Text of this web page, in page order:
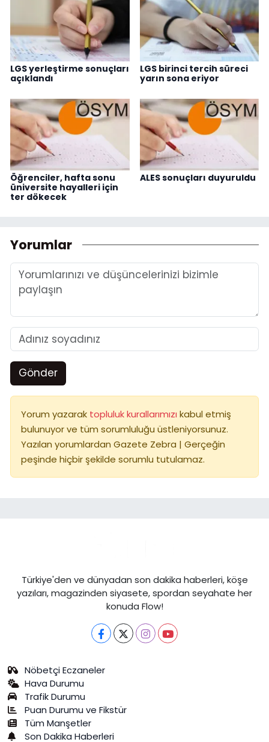
LGS yerleştirme sonuçları
açıklandı
LGS birinci tercih süreci
yarın sona eriyor
Öğrenciler, hafta sonu
üniversite hayalleri için
ter dökecek
ALES sonuçları duyuruldu
Yorumlar
Gönder
Yorum yazarak topluluk kurallarımızı kabul etmiş
bulunuyor ve tüm sorumluluğu üstleniyorsunuz.
Yazılan yorumlardan Gazete Zebra | Gerçeğin
peşinde hiçbir şekilde sorumlu tutulamaz.
Türkiye'den ve dünyadan son dakika haberleri, köşe
yazıları, magazinden siyasete, spordan seyahate her
konuda Flow!
Nöbetçi Eczaneler
Hava Durumu
Trafik Durumu
Puan Durumu ve Fikstür
Tüm Manşetler
Son Dakika Haberleri